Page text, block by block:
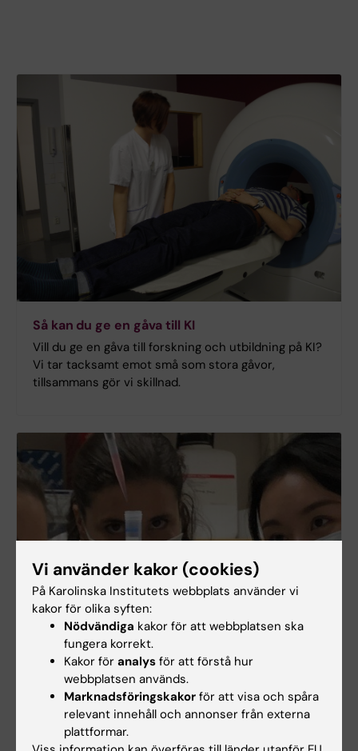
Så kan du ge en gåva till KI
Vill du ge en gåva till forskning och utbildning på KI?
Vi tar tacksamt emot små som stora gåvor,
tillsammans gör vi skillnad.
Swish
Stöd forskningen om ALS och swisha ditt bidrag till
oss på nummer 123 202 32 08. Skriv ALS i
meddelanderutan.
Vi använder kakor (cookies)
På Karolinska Institutets webbplats använder vi
kakor för olika syften:
Nödvändiga kakor för att webbplatsen ska
fungera korrekt.
Kakor för analys för att förstå hur
webbplatsen används.
Marknadsföringskakor för att visa och spåra
relevant innehåll och annonser från externa
plattformar.